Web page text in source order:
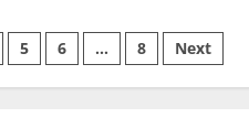
10,000
บาท
สำหรับ
5 6 … 8 Next